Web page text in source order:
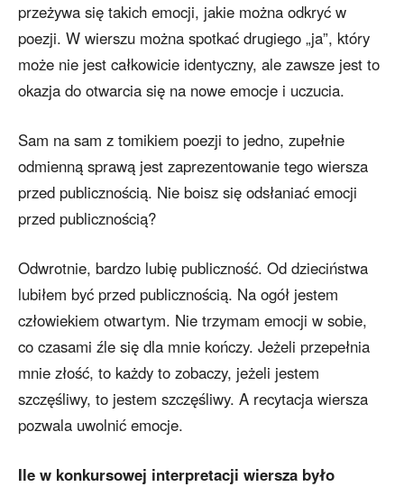
przeżywa się takich emocji, jakie można odkryć w
poezji. W wierszu można spotkać drugiego „ja”, który
może nie jest całkowicie identyczny, ale zawsze jest to
okazja do otwarcia się na nowe emocje i uczucia.
Sam na sam z tomikiem poezji to jedno, zupełnie
odmienną sprawą jest zaprezentowanie tego wiersza
przed publicznością. Nie boisz się odsłaniać emocji
przed publicznością?
Odwrotnie, bardzo lubię publiczność. Od dzieciństwa
lubiłem być przed publicznością. Na ogół jestem
człowiekiem otwartym. Nie trzymam emocji w sobie,
co czasami źle się dla mnie kończy. Jeżeli przepełnia
mnie złość, to każdy to zobaczy, jeżeli jestem
szczęśliwy, to jestem szczęśliwy. A recytacja wiersza
pozwala uwolnić emocje.
Ile w konkursowej interpretacji wiersza było